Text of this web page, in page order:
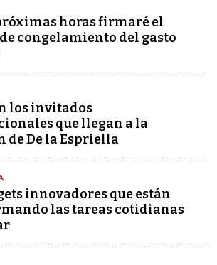
horas firmaré el
congelamiento del gasto
los invitados
que llegan a la
de De la Espriella
innovadores que están
las tareas cotidianas